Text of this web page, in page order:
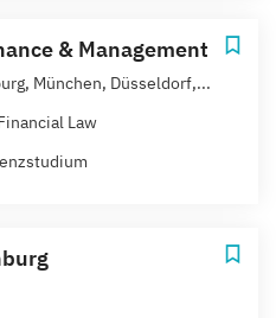
& Management
München, Düsseldorf,...
Law